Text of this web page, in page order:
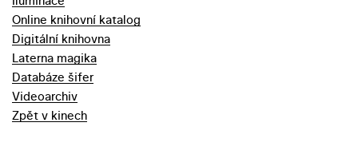
Online knihovní katalog
Digitální knihovna
Laterna magika
Databáze šifer
Videoarchiv
Zpět v kinech